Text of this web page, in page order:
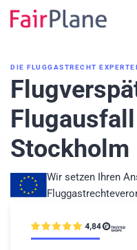
DIE FLUGGASTRECHT
Stockholm
Wir setzen Ihren